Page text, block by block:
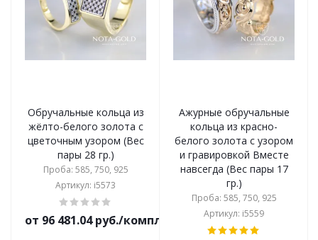
Обручальные кольца из
жёлто-белого золота с
цветочным узором (Вес
пары 28 гр.)
Проба: 585, 750, 925
Артикул: i5573
от 96 481.04 руб./комплект
Ажурные обручальные
кольца из красно-
белого золота с узором
и гравировкой Вместе
навсегда (Вес пары 17
гр.)
Проба: 585, 750, 925
Артикул: i5559